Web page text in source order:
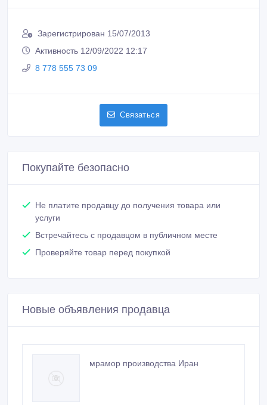
Зарегистрирован 15/07/2013
Активность 12/09/2022 12:17
8 778 555 73 09
Связаться
Покупайте безопасно
Не платите продавцу до получения товара или
услуги
Встречайтесь с продавцом в публичном месте
Проверяйте товар перед покупкой
Новые объявления продавца
мрамор производства Иран